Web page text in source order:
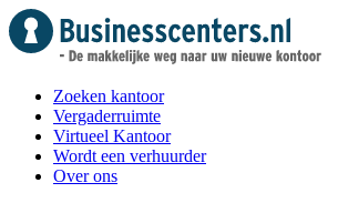
Zoeken kantoor
Vergaderruimte
Virtueel Kantoor
Wordt een verhuurder
Over ons